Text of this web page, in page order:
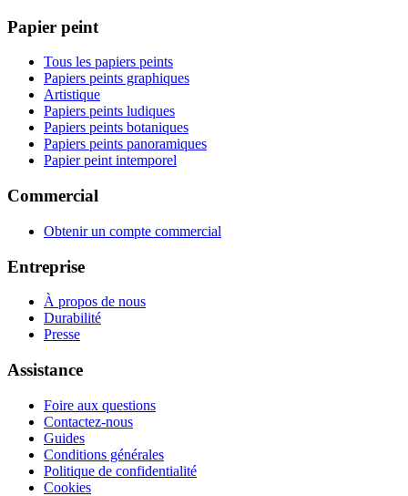
Papier peint
Tous les papiers peints
Papiers peints graphiques
Artistique
Papiers peints ludiques
Papiers peints botaniques
Papiers peints panoramiques
Papier peint intemporel
Commercial
Obtenir un compte commercial
Entreprise
À propos de nous
Durabilité
Presse
Assistance
Foire aux questions
Contactez-nous
Guides
Conditions générales
Politique de confidentialité
Cookies